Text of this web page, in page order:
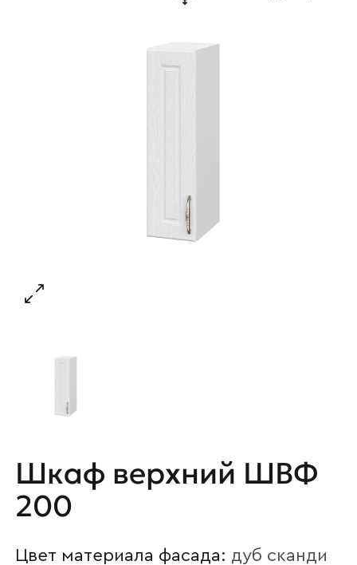
Шкаф верхний ШВФ
200
Цвет материала фасада: дуб сканди